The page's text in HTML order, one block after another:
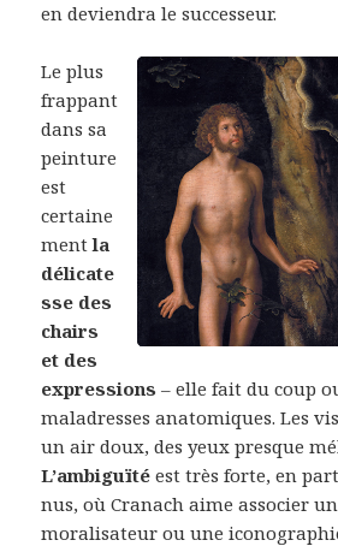
en deviendra le successeur.
Le plus
frappant
dans sa
peinture
est
certaine
mentla
délicate
sse des
chairs
et des
expressions – elle fait du coup
maladresses anatomiques. Les
un air doux, des yeux presque
L’ambiguïté est très forte, en
nus, où Cranach aime associer
moralisateur ou une